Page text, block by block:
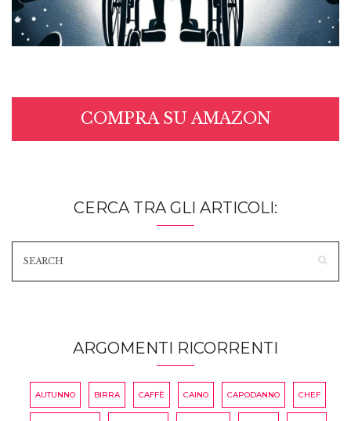
COMPRA SU AMAZON
CERCA TRA GLI ARTICOLI:
ARGOMENTI RICORRENTI
AUTUNNO BIRRA CAFFÈ CAINO CAPODANNO CHEF